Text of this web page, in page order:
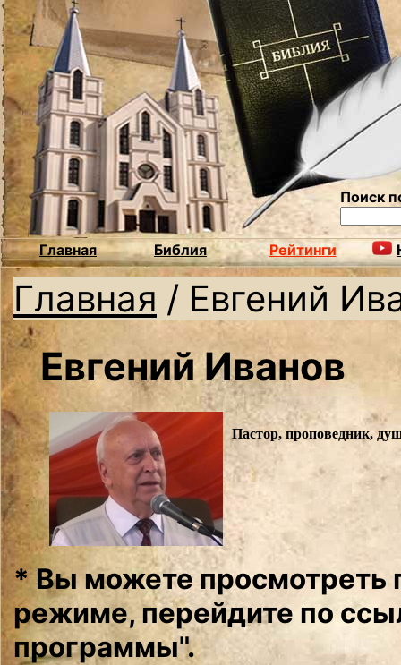
Поиск
Главная Библия Рейтинги
Главная / Евгений
Евгений Иванов
Пастор, проповедник,
* Вы можете просмотреть
режиме, перейдите по
программы".